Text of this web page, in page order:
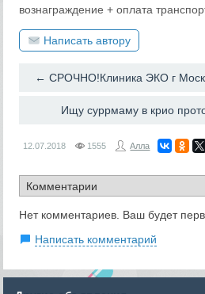
вознаграждение + оплата
Написать автору
Ищу суррмаму в крио
12.07.2018 1555 Алла
Нет комментариев. Ваш будет
Написать комментарий